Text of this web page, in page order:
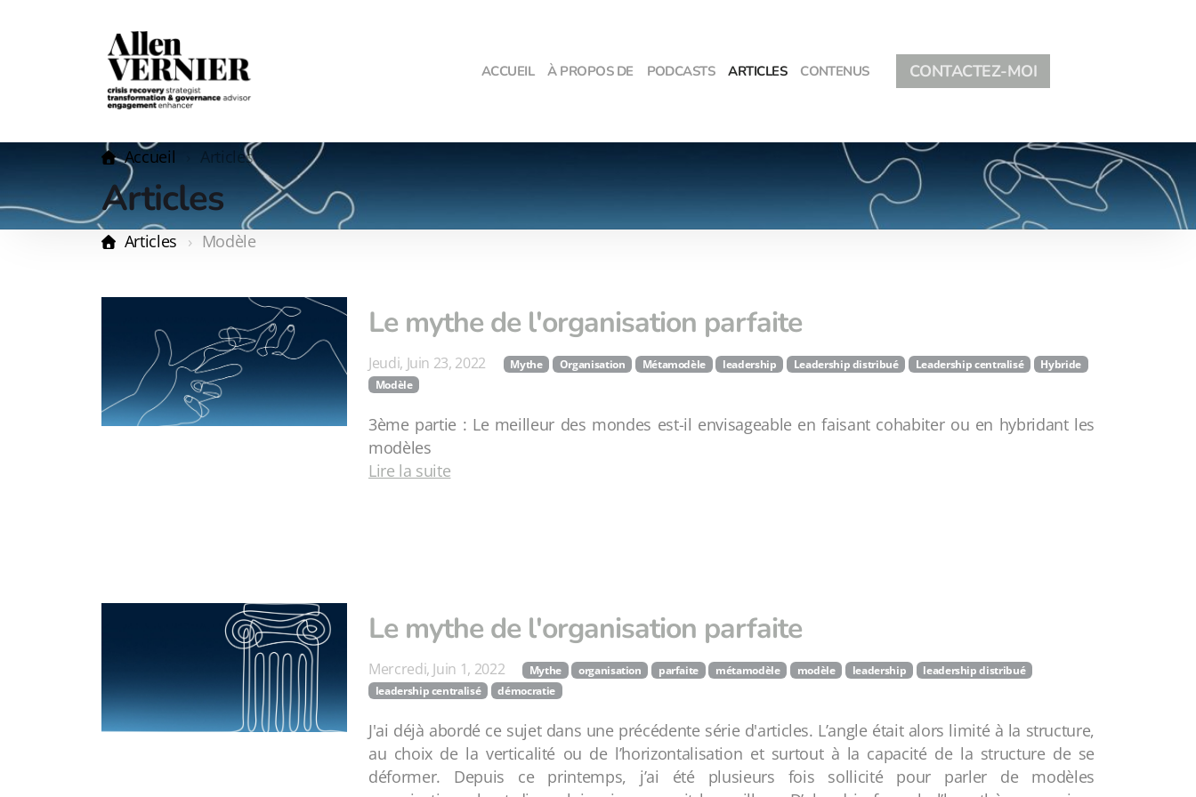
ACCUEIL À PROPOS DE PODCASTS ARTICLES CONTENUS CONTACTEZ-MOI
Accueil Articles
Articles
Articles Modèle
Le mythe de l'organisation parfaite
Jeudi, Juin 23, 2022 Mythe Organisation Métamodèle leadership Leadership distribué Leadership centralisé
Hybride
Modèle
3ème partie : Le meilleur des mondes est-il envisageable en faisant cohabiter ou en hybridant les
modèles
Lire la suite
Le mythe de l'organisation parfaite
Mercredi, Juin 1, 2022 Mythe organisation parfaite métamodèle modèle leadership
leadership distribué
leadership centralisé
démocratie
J'ai déjà abordé ce sujet dans une précédente série d'articles. L’angle était alors limité à la structure,
au choix de la verticalité ou de l’horizontalisation et surtout à la capacité de la structure de se
déformer. Depuis ce printemps, j’ai été plusieurs fois sollicité pour parler de modèles